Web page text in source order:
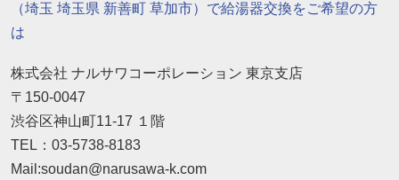
（埼玉 埼玉県 新善町 草加市）で給湯器交換をご希望の方
は
株式会社 ナルサワコーポレーション 東京支店
〒150-0047
渋谷区神山町11-17 １階
TEL：03-5738-8183
Mail:soudan@narusawa-k.com